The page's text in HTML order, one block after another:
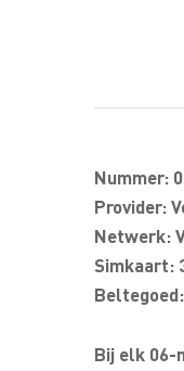
Nummer:
Provider:
Netwerk:
Simkaart:
Bij elk 06-